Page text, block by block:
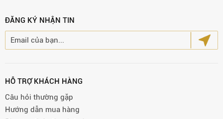
ĐĂNG KÝ NHẬN TIN
HỖ TRỢ KHÁCH HÀNG
Câu hỏi thường gặp
Hướng dẫn mua hàng